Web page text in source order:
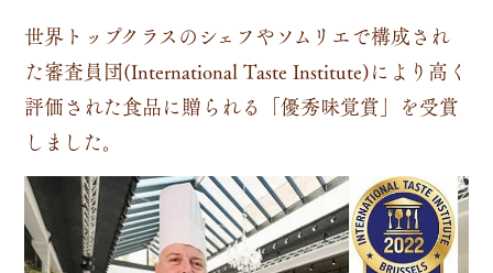
世界トップクラスのシェフやソムリエで構成され
た審査員団(International Taste Institute)により高く
評価された食品に贈られる「優秀味覚賞」を受賞
しました。